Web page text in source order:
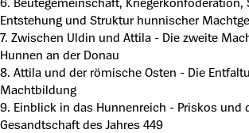
Entstehung und Struktur hunnischer
7. Zwischen Uldin und Attila - Die zweite
Hunnen an der Donau
8. Attila und der römische Osten - Die
Machtbildung
9. Einblick in das Hunnenreich - Priskos und
Gesandtschaft des Jahres 449